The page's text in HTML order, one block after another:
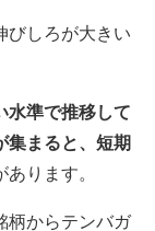
びしろが大きい
水準で推移して
集まると、短期
あります。
柄からテンバガ